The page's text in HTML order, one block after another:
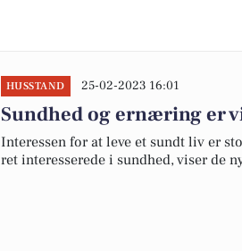
HUSSTAND 25-02-2023 16:01
Sundhed og ernæring er
Interessen for at leve et sundt liv er
ret interesserede i sundhed, viser de